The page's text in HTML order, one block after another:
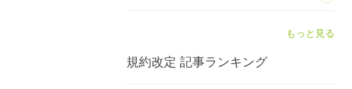
もっと見る
規約改定 記事ランキング